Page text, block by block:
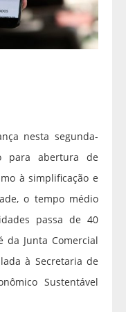
nesta segunda-
para abertura de
à simplificação e
o tempo médio
passa de 40
da Junta Comercial
à Secretaria de
Sustentável